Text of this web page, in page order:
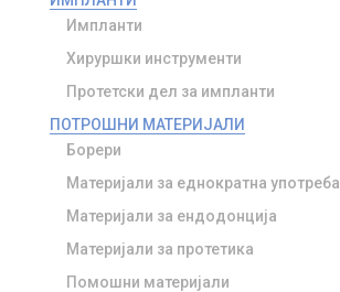
Импланти
Хируршки инструменти
Протетски дел за импланти
ПОТРОШНИ МАТЕРИЈАЛИ
Борери
Материјали за еднократна употреба
Материјали за ендодонција
Материјали за протетика
Помошни материјали